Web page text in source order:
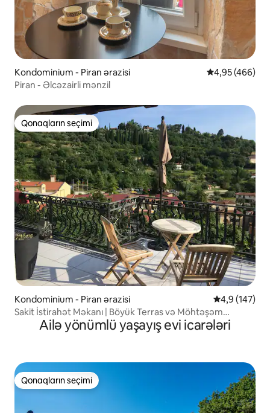
Kondominium - Piran ərazisi Ortalama
4,95 (466)
Piran - Əlcəzairli mənzil
Qonaqların seçimi
Qonaqların seçimi
Kondominium - Piran ərazisi Ortalama
4,9 (147)
Sakit İstirahət Məkanı | Böyük Terras və Möhtəşəm
MənzərəAilə yönümlü yaşayış evi icarələri
Qonaqların seçimi
Qonaqların seçimi